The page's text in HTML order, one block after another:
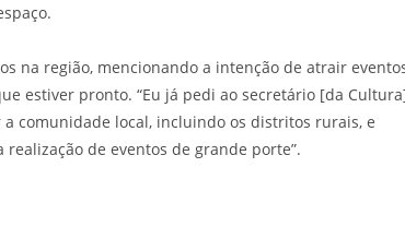
na região, mencionando a intenção de atrair
estiver pronto. “Eu já pedi ao secretário [da
comunidade local, incluindo os distritos rurais, e
de eventos de grande porte”.